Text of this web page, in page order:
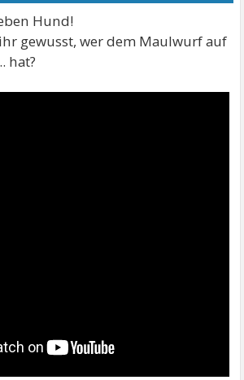
Hund!
gewusst, wer dem Maulwurf auf
hat?